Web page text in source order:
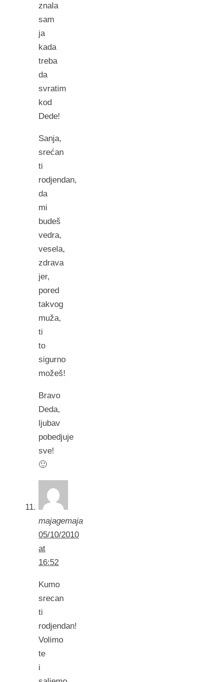
znala
sam
ja
kada
treba
da
svratim
kod
Dede!
Sanja,
srećan
ti
rodjendan,
da
mi
budeš
vedra,
vesela,
zdrava
jer,
pored
takvog
muža,
ti
to
sigurno
možeš!
Bravo
Deda,
ljubav
pobedjuje
sve!
🙂
majagemaja
05/10/2010
at
16:52
Kumo
srecan
ti
rodjendan!
Volimo
te
i